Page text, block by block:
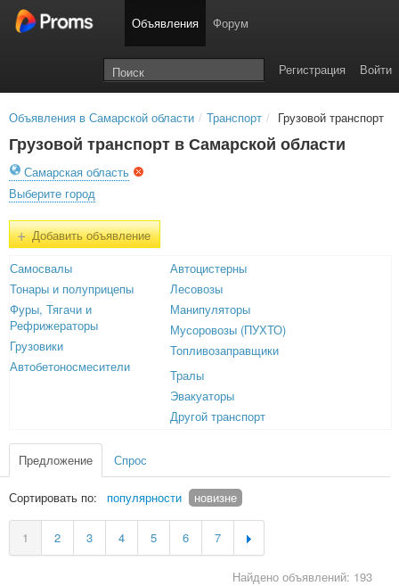
Объявления Форум
Войти
Регистрация
Объявления в Самарской области / Транспорт / Грузовой транспорт
Грузовой транспорт в Самарской области
Самарская область
Выберите город
+Добавить объявление
Самосвалы
Тонары и полуприцепы
Фуры, Тягачи и
Рефрижераторы
Грузовики
Автобетоносмесители
Автоцистерны
Лесовозы
Манипуляторы
Мусоровозы (ПУХТО)
Топливозаправщики
Тралы
Эвакуаторы
Другой транспорт
Предложение Спрос
Сортировать по: популярности новизне
1 2 3 4 5 6 7
Найдено объявлений: 193